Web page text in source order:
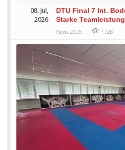
08. Jul,
2026
DTU Final 7 Int.
Starke
News 2026 1728